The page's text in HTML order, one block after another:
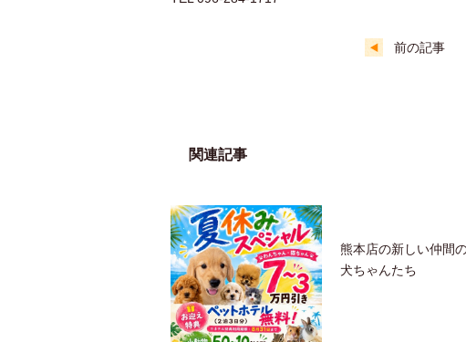
前の記事
関連記事
熊本店の新しい仲間
犬ちゃんたち